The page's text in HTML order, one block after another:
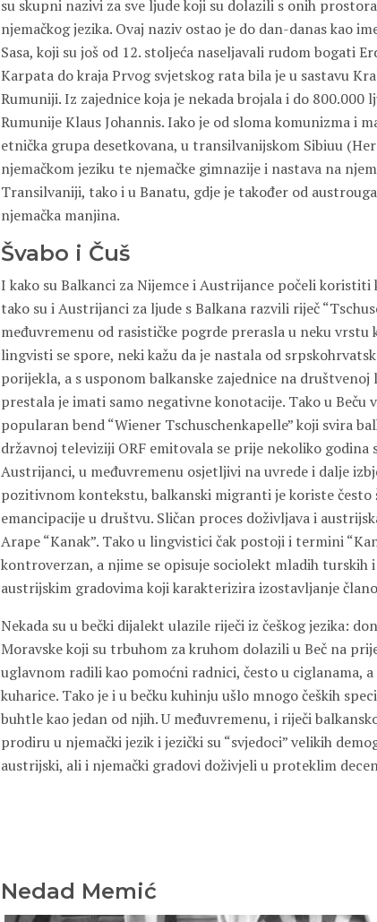
su skupni nazivi za sve ljude koji su dolazili s onih
njemačkog jezika. Ovaj naziv ostao je do dan-danas kao
Sasa, koji su još od 12. stoljeća naseljavali rudom bogati
Karpata do kraja Prvog svjetskog rata bila je u sastavu
Rumuniji. Iz zajednice koja je nekada brojala i do
Rumunije Klaus Johannis. Iako je od sloma komunizma i
etnička grupa desetkovana, u transilvanijskom Sibiuu
njemačkom jeziku te njemačke gimnazije i nastava na
Transilvaniji, tako i u Banatu, gdje je također od
njemačka manjina.
Švabo i Čuš
I kako su Balkanci za Nijemce i Austrijance počeli
tako su i Austrijanci za ljude s Balkana razvili riječ
međuvremenu od rasističke pogrde prerasla u neku
lingvisti se spore, neki kažu da je nastala od
porijekla, a s usponom balkanske zajednice na
prestala je imati samo negativne konotacije. Tako u Beču
popularan bend “Wiener Tschuschenkapelle” koji svira
državnoj televiziji ORF emitovala se prije nekoliko godina
Austrijanci, u međuvremenu osjetljivi na uvrede i dalje
pozitivnom kontekstu, balkanski migranti je koriste često
emancipacije u društvu. Sličan proces doživljava i
Arape “Kanak”. Tako u lingvistici čak postoji i termini
kontroverzan, a njime se opisuje sociolekt mladih turskih
austrijskim gradovima koji karakterizira izostavljanje
Nekada su u bečki dijalekt ulazile riječi iz češkog jezika:
Moravske koji su trbuhom za kruhom dolazili u Beč na
uglavnom radili kao pomoćni radnici, često u ciglanama,
kuharice. Tako je i u bečku kuhinju ušlo mnogo čeških
buhtle kao jedan od njih. U međuvremenu, i riječi
prodiru u njemački jezik i jezički su “svjedoci” velikih
austrijski, ali i njemački gradovi doživjeli u proteklim
Nedad Memić